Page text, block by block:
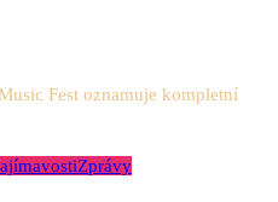
Fest oznamuje kompletní
Zprávy